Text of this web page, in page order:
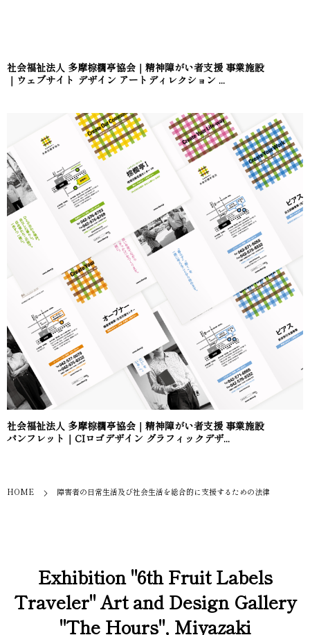
社会福祉法人 多摩棕櫚亭協会｜精神障がい者支援 事業施設
｜ウェブサイト デザイン アートディレクション ...
社会福祉法人 多摩棕櫚亭協会｜精神障がい者支援 事業施設
パンフレット｜CIロゴデザイン グラフィックデザ...
HOME 障害者の日常生活及び社会生活を総合的に支援するための法律
Exhibition "6th Fruit Labels
Traveler" Art and Design Gallery
"The Hours", Miyazaki